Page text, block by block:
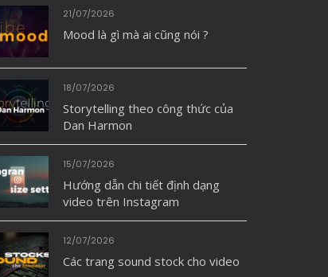
21/07/2026
Mood là gì mà ai cũng nói ?
18/07/2026
Storytelling theo công thức của
Dan Harmon
15/07/2026
Hướng dẫn chi tiết định dạng
video trên Instagram
12/07/2026
Các trang sound stock cho video